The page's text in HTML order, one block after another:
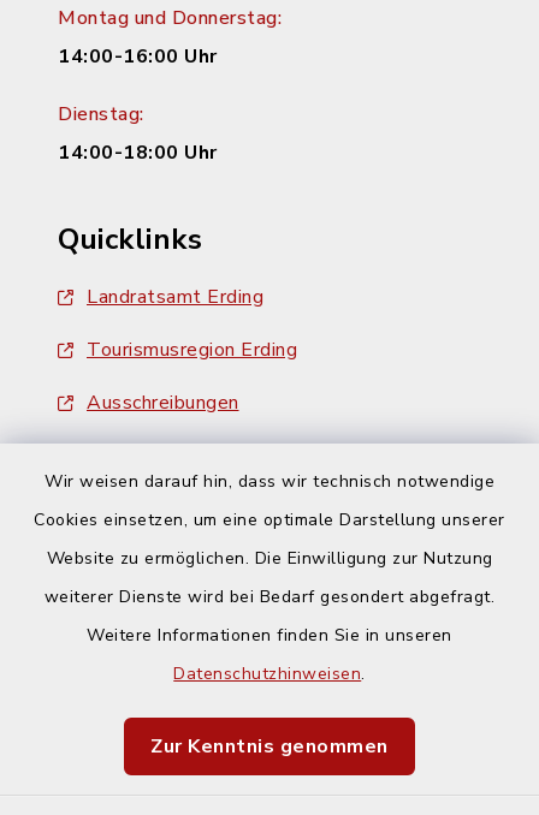
Wir weisen darauf hin, dass wir technisch notwendige
Cookies einsetzen, um eine optimale Darstellung unserer
Website zu ermöglichen. Die Einwilligung zur Nutzung
weiterer Dienste wird bei Bedarf gesondert abgefragt.
Weitere Informationen finden Sie in unseren
Datenschutzhinweisen.
Zur Kenntnis genommen
Montag und Donnerstag:
14:00-16:00 Uhr
Dienstag:
14:00-18:00 Uhr
Quicklinks
Landratsamt Erding
Tourismusregion Erding
Ausschreibungen
Barrierefreiheit
Impressum